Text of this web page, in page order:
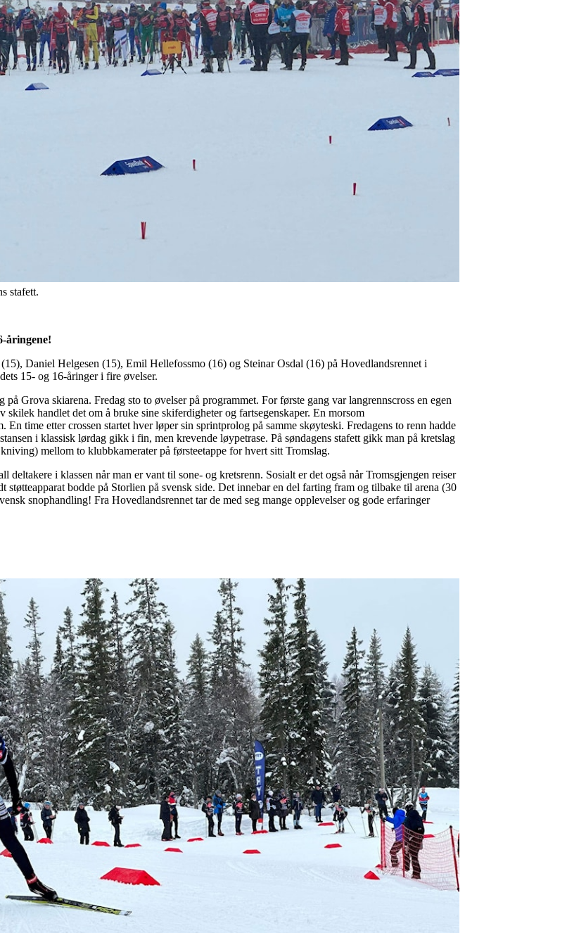
stafett.
åringene!
Daniel Helgesen (15), Emil Hellefossmo (16) og Steinar Osdal (16) på Hovedlandsrennet i
15- og 16-åringer i fire øvelser.
Grova skiarena. Fredag sto to øvelser på programmet. For første gang var langrennscross en egen
skilek handlet det om å bruke sine skiferdigheter og fartsegenskaper. En morsom
time etter crossen startet hver løper sin sprintprolog på samme skøyteski. Fredagens to renn hadde
i klassisk lørdag gikk i fin, men krevende løypetrase. På søndagens stafett gikk man på kretslag
mellom to klubbkamerater på førsteetappe for hvert sitt Tromslag.
deltakere i klassen når man er vant til sone- og kretsrenn. Sosialt er det også når Tromsgjengen reiser
bodde på Storlien på svensk side. Det innebar en del farting fram og tilbake til arena (30
snophandling! Fra Hovedlandsrennet tar de med seg mange opplevelser og gode erfaringer